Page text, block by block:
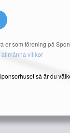
er som förening på
allmänna villkor
så är du